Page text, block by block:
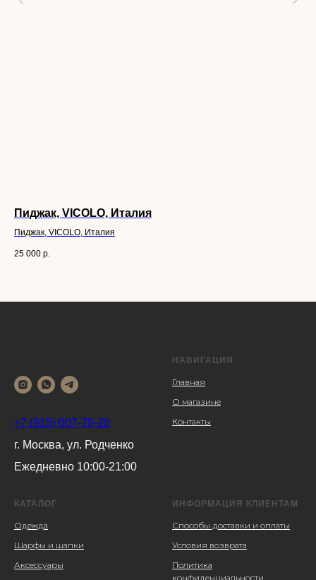
Пиджак, VICOLO, Италия
Пиджак, VICOLO, Италия
25 000 р.
+7 (915) 007-78-28
г. Москва, ул. Родченко
Ежедневно 10:00-21:00
НАВИГАЦИЯ
Главная
О магазине
Контакты
КАТАЛОГ
Одежда
Шарфы и шапки
Аксессуары
ИНФОРМАЦИЯ КЛИЕНТАМ
Способы доставки и оплаты
Условия возврата
Политика
конфиденциальности